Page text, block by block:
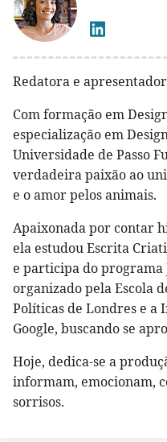
Redatora e
Com formação em
especialização em
Universidade de Passo
verdadeira paixão ao
e o amor pelos animais.
Apaixonada por contar
ela estudou Escrita
e participa do programa
organizado pela Escola
Políticas de Londres e a
Google, buscando se
Hoje, dedica-se a
informam, emocionam,
sorrisos.